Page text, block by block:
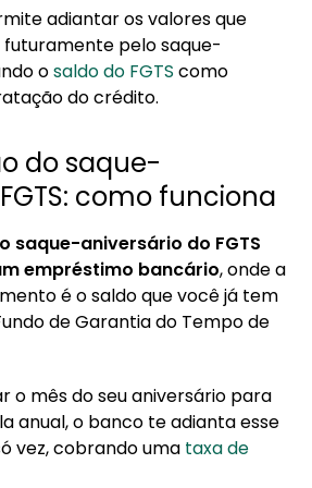
saque-aniversário FGTS:
é calculado?
guia
adiantar os valores que
pelo saque-
osaldo do FGTS como
do crédito.
do saque-
como funciona
saque-aniversário do FGTS
empréstimo bancário, onde a
é o saldo que você já tem
de Garantia do Tempo de
o mês do seu aniversário para
anual, o banco te adianta esse
vez, cobrando uma taxa de